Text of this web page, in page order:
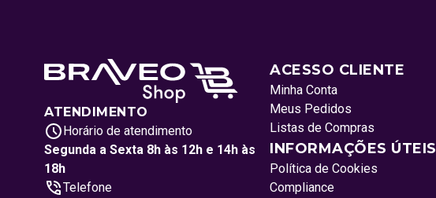
ATENDIMENTO
Horário de atendimento
Segunda a Sexta 8h às 12h e 14h às
18h
Telefone
ACESSO CLIENTE
Minha Conta
Meus Pedidos
Listas de Compras
INFORMAÇÕES ÚTEIS
Política de Cookies
Compliance